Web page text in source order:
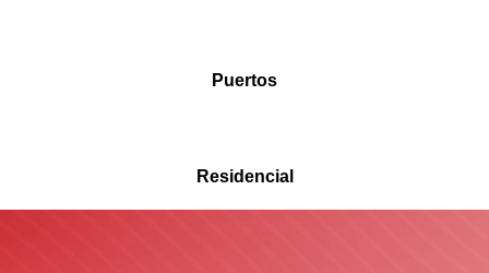
Puertos
Residencial